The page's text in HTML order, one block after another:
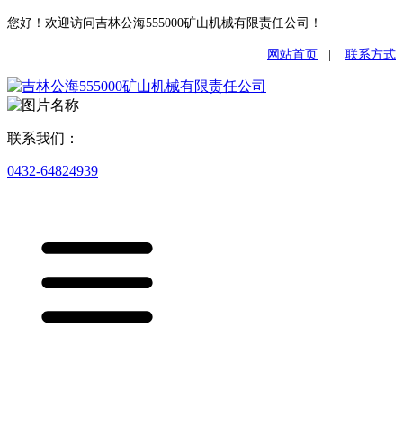
您好！欢迎访问吉林公海555000矿山机械有限责任公司！
网站首页 联系方式
联系我们：
0432-64824939